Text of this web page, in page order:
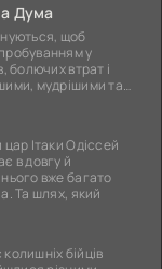
Дума
щоб
у
болючих втрат і
мудрішими та
Ітаки Одіссей
в довгу й
вже багато
Та шлях, який
бійців